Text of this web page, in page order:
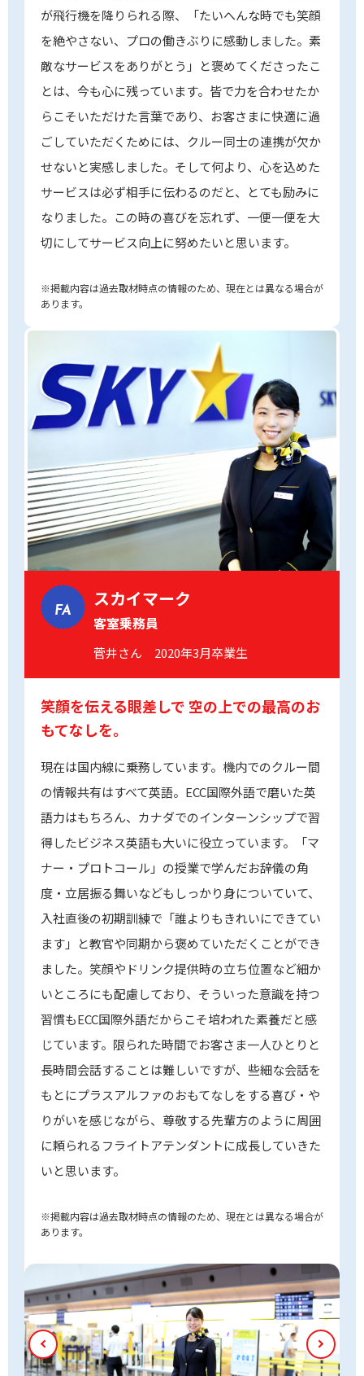
が飛行機を降りられる際、「たいへんな時でも笑顔
を絶やさない、プロの働きぶりに感動しました。素
敵なサービスをありがとう」と褒めてくださったこ
とは、今も心に残っています。皆で力を合わせたか
らこそいただけた言葉であり、お客さまに快適に過
ごしていただくためには、クルー同士の連携が欠か
せないと実感しました。そして何より、心を込めた
サービスは必ず相手に伝わるのだと、とても励みに
なりました。この時の喜びを忘れず、一便一便を大
切にしてサービス向上に努めたいと思います。
※掲載内容は過去取材時点の情報のため、現在とは異なる場合が
あります。
FA
スカイマーク
客室乗務員
菅井さん 2020年3月卒業生
笑顔を伝える眼差しで 空の上での最高のお
もてなしを。
現在は国内線に乗務しています。機内でのクルー間
の情報共有はすべて英語。ECC国際外語で磨いた英
語力はもちろん、カナダでのインターンシップで習
得したビジネス英語も大いに役立っています。「マ
ナー・プロトコール」の授業で学んだお辞儀の角
度・立居振る舞いなどもしっかり身についていて、
入社直後の初期訓練で「誰よりもきれいにできてい
ます」と教官や同期から褒めていただくことができ
ました。笑顔やドリンク提供時の立ち位置など細か
いところにも配慮しており、そういった意識を持つ
習慣もECC国際外語だからこそ培われた素養だと感
じています。限られた時間でお客さま一人ひとりと
長時間会話することは難しいですが、些細な会話を
もとにプラスアルファのおもてなしをする喜び・や
りがいを感じながら、尊敬する先輩方のように周囲
に頼られるフライトアテンダントに成長していきた
いと思います。
※掲載内容は過去取材時点の情報のため、現在とは異なる場合が
あります。